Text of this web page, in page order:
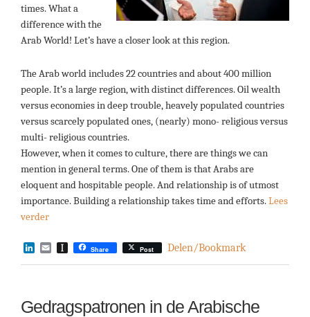
times. What a
difference with the
Arab World! Let’s have a closer look at this region.
The Arab world includes 22 countries and about 400 million
people. It’s a large region, with distinct differences. Oil wealth
versus economies in deep trouble, heavely populated countries
versus scarcely populated ones, (nearly) mono- religious versus
multi- religious countries.
However, when it comes to culture, there are things we can
mention in general terms. One of them is that Arabs are
eloquent and hospitable people. And relationship is of utmost
importance. Building a relationship takes time and efforts.Lees
verder
LinkedIn
EmailInstapaper
Share Post Delen/Bookmark
Gedragspatronen in de Arabische